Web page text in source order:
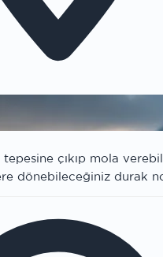
çıkıp mola
dönebileceğiniz durak